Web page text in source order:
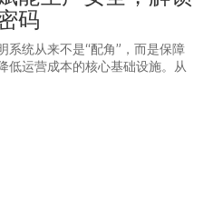
码
系统从来不是“配角”，而是保障
低运营成本的核心基础设施。从